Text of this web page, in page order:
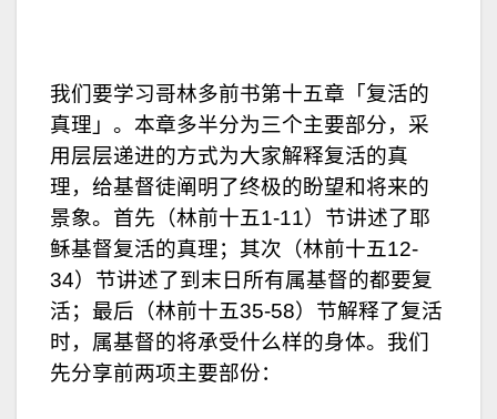
我们要学习哥林多前书第十五章「复活的
真理」。本章多半分为三个主要部分，采
用层层递进的方式为大家解释复活的真
理，给基督徒阐明了终极的盼望和将来的
景象。首先（林前十五1-11）节讲述了耶
稣基督复活的真理；其次（林前十五12-
34）节讲述了到末日所有属基督的都要复
活；最后（林前十五35-58）节解释了复活
时，属基督的将承受什么样的身体。我们
先分享前两项主要部份：